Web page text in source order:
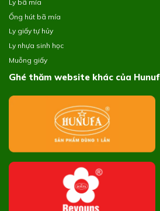
Ly bã mía
Ống hút bã mía
Ly giấy tự hủy
Ly nhựa sinh học
Muỗng giấy
Ghé thăm website khác của